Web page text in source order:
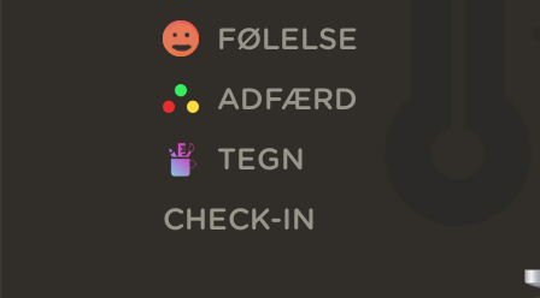
FØLELSE
ADFÆRD
TEGN
CHECK-IN